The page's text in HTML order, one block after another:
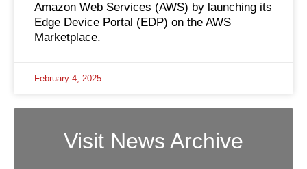
Amazon Web Services (AWS) by launching its
Edge Device Portal (EDP) on the AWS
Marketplace.
February 4, 2025
Visit News Archive